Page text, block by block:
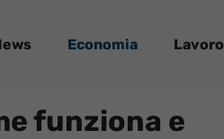
Economia Lavoro
funziona e